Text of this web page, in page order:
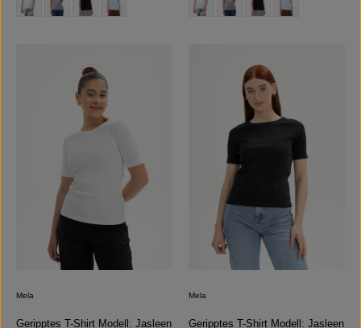
(Diese Option ist zurzeit nicht verfügbar.)
(Diese Option ist zurzeit nicht verfügbar.)
(Diese Option ist zurzeit nicht
(Diese Option ist zurzeit nicht
(Diese Option ist
Mela
Geripptes T-Shirt Modell: Jasleen
Mela
Geripptes T-Shirt Modell: Jasleen